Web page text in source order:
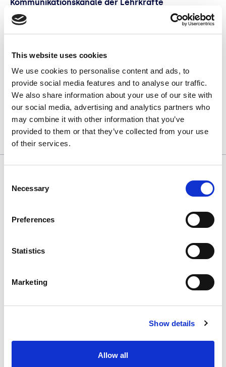
This website uses cookies
We use cookies to personalise content and ads, to
provide social media features and to analyse our traffic.
We also share information about your use of our site with
our social media, advertising and analytics partners who
may combine it with other information that you’ve
provided to them or that they’ve collected from your use
of their services.
Selection
Necessary
Preferences
Statistics
Marketing
Show details
Allow all
Kommunikationskanäle der Lehrkräfte
herausgefunden haben und wie sie dabei
vorgegangen sind, erfährst du in dieser Folge von
Den ganzen Report mit spannenden Insights zur
Marktforschung gibt's übrigensfor free als
Download.
Mehr Knowledge